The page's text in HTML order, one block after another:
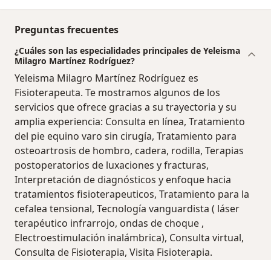
Preguntas frecuentes
¿Cuáles son las especialidades principales de Yeleisma
Milagro Martínez Rodríguez?
Yeleisma Milagro Martínez Rodríguez es
Fisioterapeuta. Te mostramos algunos de los
servicios que ofrece gracias a su trayectoria y su
amplia experiencia: Consulta en línea, Tratamiento
del pie equino varo sin cirugía, Tratamiento para
osteoartrosis de hombro, cadera, rodilla, Terapias
postoperatorios de luxaciones y fracturas,
Interpretación de diagnósticos y enfoque hacia
tratamientos fisioterapeuticos, Tratamiento para la
cefalea tensional, Tecnología vanguardista ( láser
terapéutico infrarrojo, ondas de choque ,
Electroestimulación inalámbrica), Consulta virtual,
Consulta de Fisioterapia, Visita Fisioterapia.